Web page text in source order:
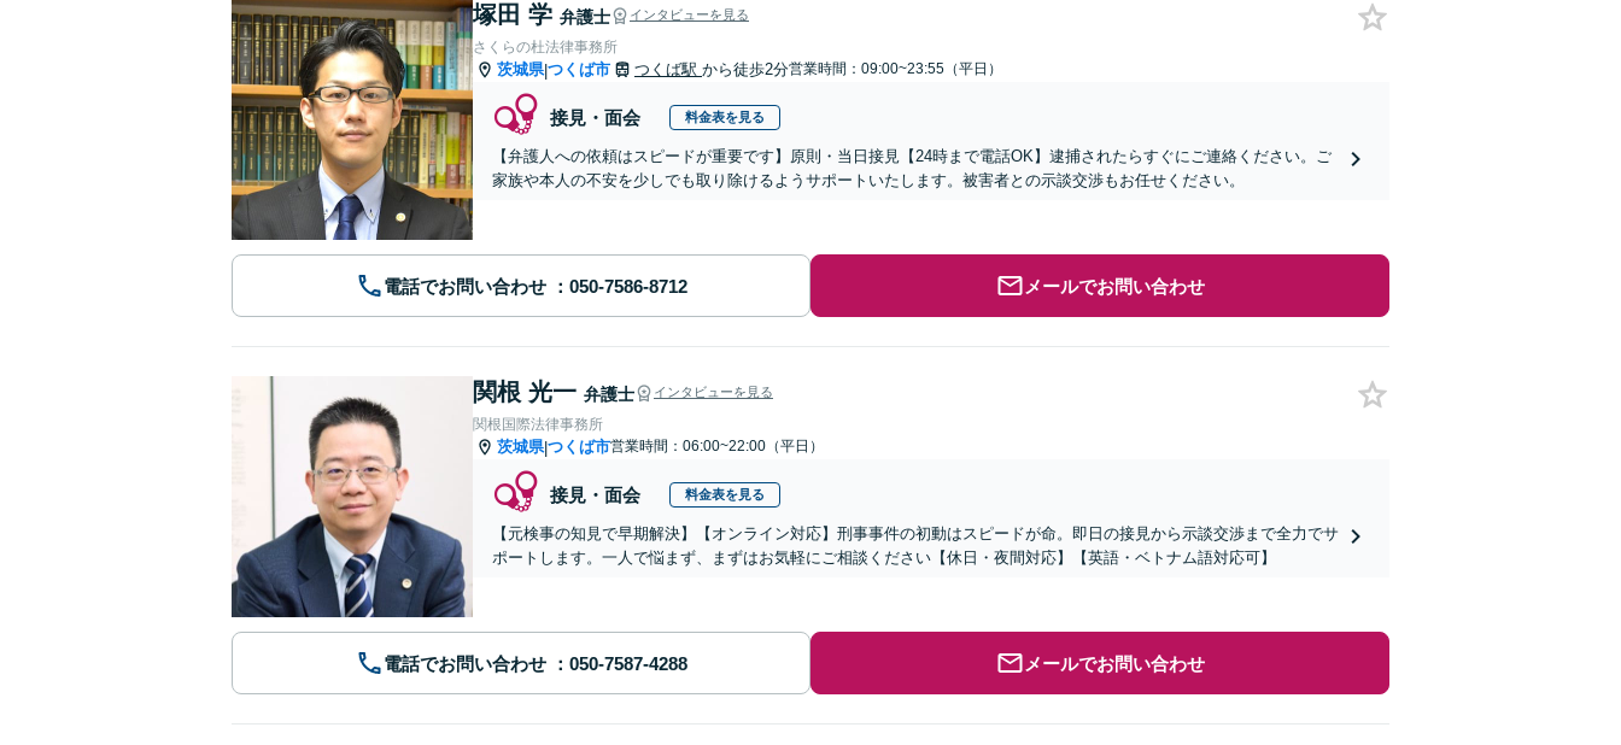
塚田 学 弁護士 インタビューを見る
さくらの杜法律事務所
茨城県|つくば市 つくば駅 から徒歩2分営業時間：09:00~23:55（平日）
接見・面会 料金表を見る
【弁護人への依頼はスピードが重要です】原則・当日接見【24時まで電話OK】逮捕されたらすぐにご連絡ください。ご
家族や本人の不安を少しでも取り除けるようサポートいたします。被害者との示談交渉もお任せください。
電話でお問い合わせ メールでお問い合わせ
関根 光一 弁護士 インタビューを見る
関根国際法律事務所
茨城県|つくば市営業時間：06:00~22:00（平日）
接見・面会 料金表を見る
【元検事の知見で早期解決】【オンライン対応】刑事事件の初動はスピードが命。即日の接見から示談交渉まで全力でサ
ポートします。一人で悩まず、まずはお気軽にご相談ください【休日・夜間対応】【英語・ベトナム語対応可】
電話でお問い合わせ メールでお問い合わせ